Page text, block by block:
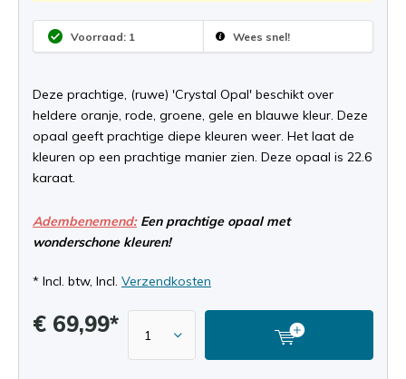
Voorraad: 1 Wees snel!
Deze prachtige, (ruwe) 'Crystal Opal' beschikt over
heldere oranje, rode, groene, gele en blauwe kleur. Deze
opaal geeft prachtige diepe kleuren weer. Het laat de
kleuren op een prachtige manier zien. Deze opaal is 22.6
karaat.
Adembenemend:Een prachtige opaal met
wonderschone kleuren!
* Incl. btw, Incl. Verzendkosten
€ 69,99*